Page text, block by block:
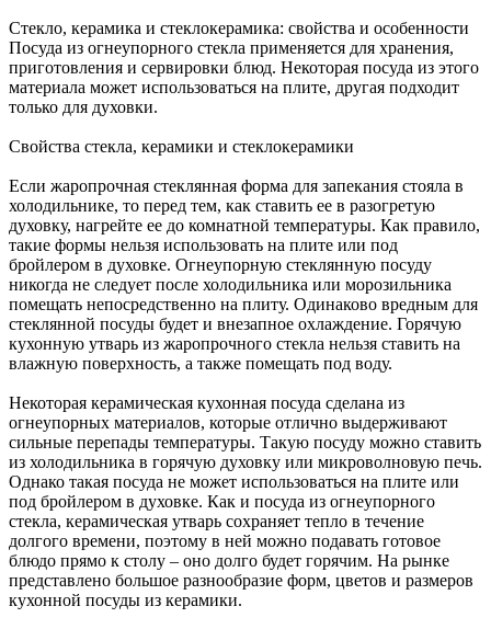
Стекло, керамика и стеклокерамика: свойства и особенности
Посуда из огнеупорного стекла применяется для хранения,
приготовления и сервировки блюд. Некоторая посуда из этого
материала может использоваться на плите, другая подходит
только для духовки.
Свойства стекла, керамики и стеклокерамики
Если жаропрочная стеклянная форма для запекания стояла в
холодильнике, то перед тем, как ставить ее в разогретую
духовку, нагрейте ее до комнатной температуры. Как правило,
такие формы нельзя использовать на плите или под
бройлером в духовке. Огнеупорную стеклянную посуду
никогда не следует после холодильника или морозильника
помещать непосредственно на плиту. Одинаково вредным для
стеклянной посуды будет и внезапное охлаждение. Горячую
кухонную утварь из жаропрочного стекла нельзя ставить на
влажную поверхность, а также помещать под воду.
Некоторая керамическая кухонная посуда сделана из
огнеупорных материалов, которые отлично выдерживают
сильные перепады температуры. Такую посуду можно ставить
из холодильника в горячую духовку или микроволновую печь.
Однако такая посуда не может использоваться на плите или
под бройлером в духовке. Как и посуда из огнеупорного
стекла, керамическая утварь сохраняет тепло в течение
долгого времени, поэтому в ней можно подавать готовое
блюдо прямо к столу – оно долго будет горячим. На рынке
представлено большое разнообразие форм, цветов и размеров
кухонной посуды из керамики.